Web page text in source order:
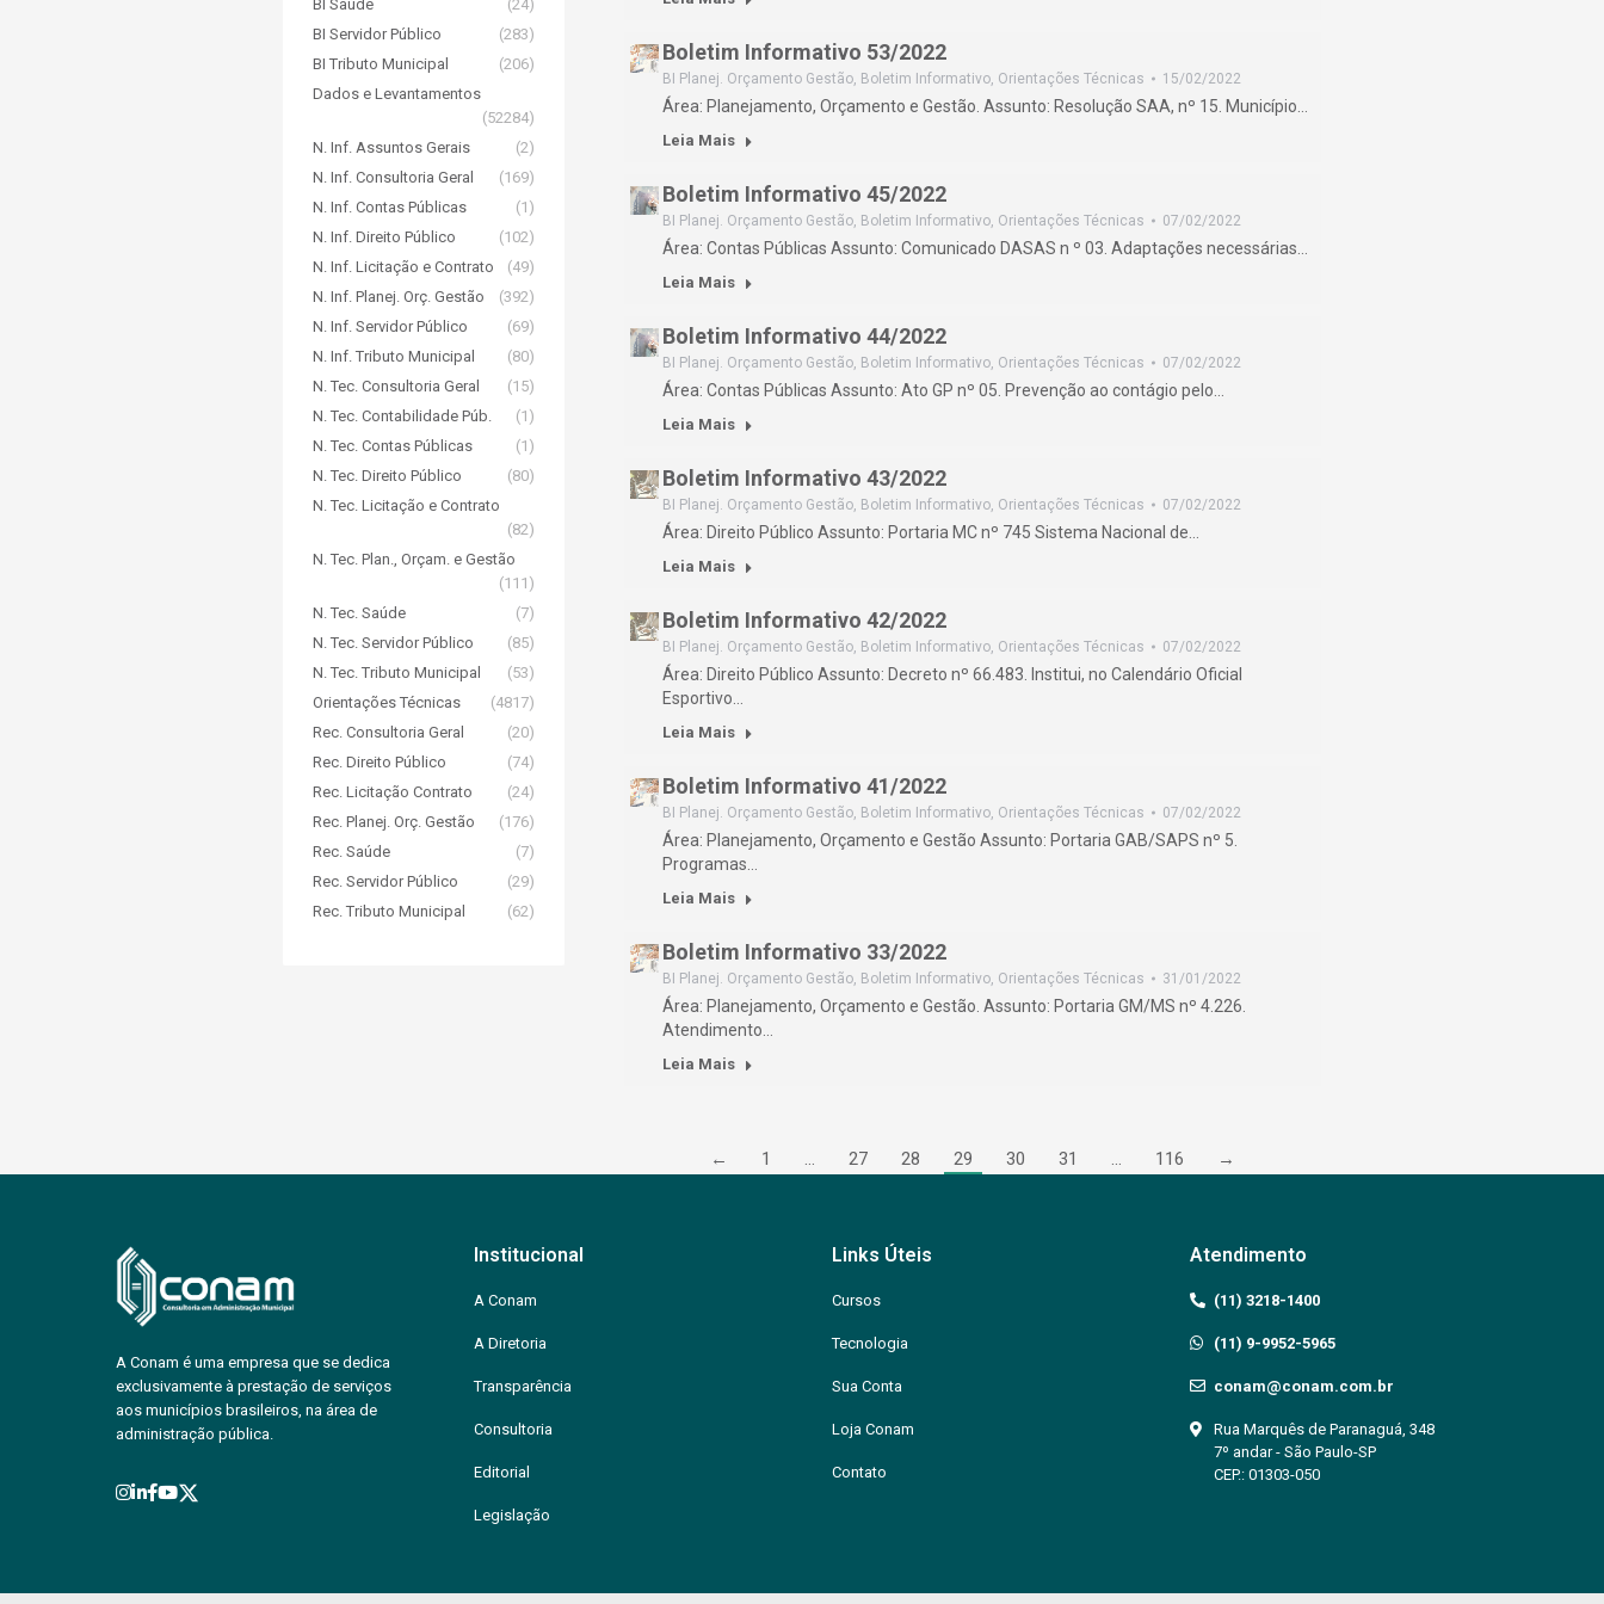
Boletim Informativo 53/2022
BI Planej. Orçamento Gestão, Boletim Informativo, Orientações Técnicas 15/02/2022
Área: Planejamento, Orçamento e Gestão. Assunto: Resolução SAA, nº 15. Município…
Leia Mais
Boletim Informativo 45/2022
BI Planej. Orçamento Gestão, Boletim Informativo, Orientações Técnicas 07/02/2022
Área: Contas Públicas Assunto: Comunicado DASAS n º 03. Adaptações necessárias…
Leia Mais
Boletim Informativo 44/2022
BI Planej. Orçamento Gestão, Boletim Informativo, Orientações Técnicas 07/02/2022
Área: Contas Públicas Assunto: Ato GP nº 05. Prevenção ao contágio pelo…
Leia Mais
Boletim Informativo 43/2022
BI Planej. Orçamento Gestão, Boletim Informativo, Orientações Técnicas 07/02/2022
Área: Direito Público Assunto: Portaria MC nº 745 Sistema Nacional de…
Leia Mais
Boletim Informativo 42/2022
BI Planej. Orçamento Gestão, Boletim Informativo, Orientações Técnicas 07/02/2022
Área: Direito Público Assunto: Decreto nº 66.483. Institui, no Calendário Oficial
Esportivo…
Leia Mais
Boletim Informativo 41/2022
BI Planej. Orçamento Gestão, Boletim Informativo, Orientações Técnicas 07/02/2022
Área: Planejamento, Orçamento e Gestão Assunto: Portaria GAB/SAPS nº 5.
Programas…
Leia Mais
Boletim Informativo 33/2022
BI Planej. Orçamento Gestão, Boletim Informativo, Orientações Técnicas 31/01/2022
Área: Planejamento, Orçamento e Gestão. Assunto: Portaria GM/MS nº 4.226.
Atendimento…
Leia Mais
← 1 … 27 28 29 30 31 … 116 →
BI Saúde
(24)
BI Servidor Público
(283)
BI Tributo Municipal
(206)
Dados e Levantamentos
(52284)
N. Inf. Assuntos Gerais
(2)
N. Inf. Consultoria Geral
(169)
N. Inf. Contas Públicas
(1)
N. Inf. Direito Público
(102)
N. Inf. Licitação e Contrato
(49)
N. Inf. Planej. Orç. Gestão
(392)
N. Inf. Servidor Público
(69)
N. Inf. Tributo Municipal
(80)
N. Tec. Consultoria Geral
(15)
N. Tec. Contabilidade Púb.
(1)
N. Tec. Contas Públicas
(1)
N. Tec. Direito Público
(80)
N. Tec. Licitação e Contrato
(82)
N. Tec. Plan., Orçam. e Gestão
(111)
N. Tec. Saúde
(7)
N. Tec. Servidor Público
(85)
N. Tec. Tributo Municipal
(53)
Orientações Técnicas
(4817)
Rec. Consultoria Geral
(20)
Rec. Direito Público
(74)
Rec. Licitação Contrato
(24)
Rec. Planej. Orç. Gestão
(176)
Rec. Saúde
(7)
Rec. Servidor Público
(29)
Rec. Tributo Municipal
(62)
A Conam é uma empresa que se dedica
exclusivamente à prestação de serviços
aos municípios brasileiros, na área de
administração pública.
Institucional
A Conam
A Diretoria
Transparência
Consultoria
Editorial
Legislação
Links Úteis
Cursos
Tecnologia
Sua Conta
Loja Conam
Contato
Atendimento
(11) 3218-1400
(11) 9-9952-5965
conam@conam.com.br
Rua Marquês de Paranaguá, 348
7º andar - São Paulo-SP
CEP.: 01303-050